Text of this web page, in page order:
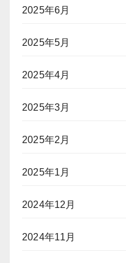
2025年6月
2025年5月
2025年4月
2025年3月
2025年2月
2025年1月
2024年12月
2024年11月